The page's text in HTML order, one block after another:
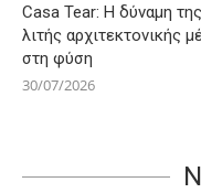
Casa Tear: Η δύναμη της
λιτής αρχιτεκτονικής
στη φύση
30/07/2026